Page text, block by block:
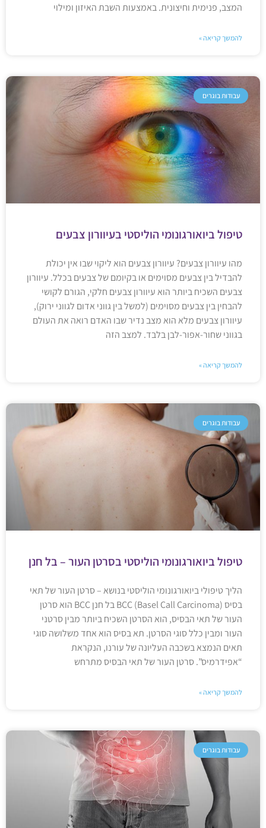
המצב, פנימית וחיצונית. באמצעות השבת האיזון ומילוי
להמשך קריאה »
עבודות בוגרים
טיפול ביואורגונומי הוליסטי בעיוורון צבעים
מהו עיוורון צבעים? עיוורון צבעים הוא ליקוי שבו אין יכולת
להבדיל בין צבעים מסוימים או בקיומם של צבעים בכלל. עיוורון
צבעים השכיח ביותר הוא עיוורון צבעים חלקי, הגורם לקושי
להבחין בין צבעים מסוימים (למשל בין גווני אדום לגווני ירוק),
עיוורון צבעים מלא הוא מצב נדיר שבו האדם רואה את העולם
בגווני שחור-אפור-לבן בלבד. למצב הזה
להמשך קריאה »
עבודות בוגרים
טיפול ביואורגונומי הוליסטי בסרטן העור – בל חנן
הליך טיפולי ביואורגונומי הוליסטי בנושא – סרטן העור של תאי
בסיס BCC (Basel Call Carcinoma) בל חנן BCC הוא סרטן
העור של תאי הבסיס, הוא הסרטן השכיח ביותר מבין סרטני
העור ומבין כלל סוגי הסרטן. תא בסיס הוא אחד משלושה סוגי
תאים הנמצא בשכבה העליונה של עורנו, הנקראת
“אפידרמיס”. סרטן העור של תאי הבסיס מתרחש
להמשך קריאה »
עבודות בוגרים